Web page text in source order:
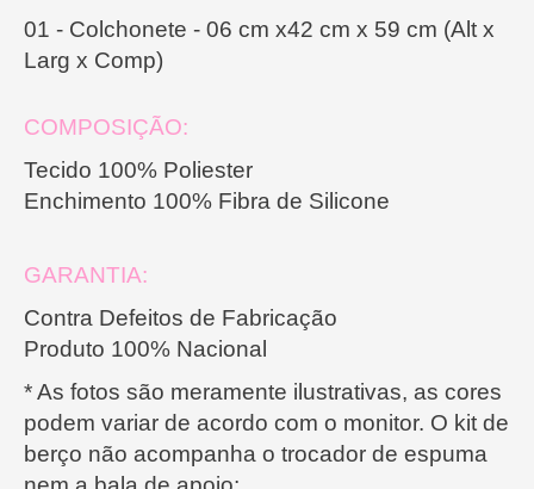
01 - Colchonete - 06 cm x42 cm x 59 cm (Alt x
Larg x Comp)
COMPOSIÇÃO:
Tecido 100% Poliester
Enchimento 100% Fibra de Silicone
GARANTIA:
Contra Defeitos de Fabricação
Produto 100% Nacional
* As fotos são meramente ilustrativas, as cores
podem variar de acordo com o monitor. O kit de
berço não acompanha o trocador de espuma